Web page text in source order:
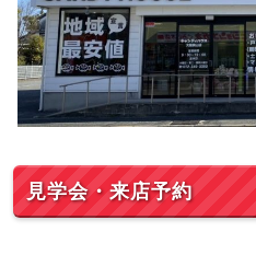
見学会・来店予約